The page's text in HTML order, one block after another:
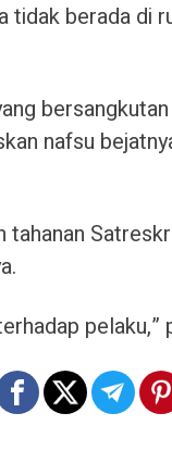
tidak berada di
bersangkutan
nafsu
tahanan
pelaku,”